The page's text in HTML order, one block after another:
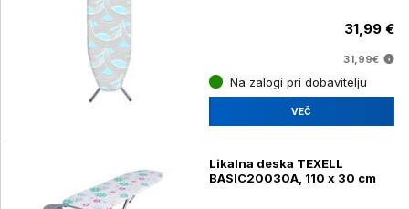
31,99 €
31,99€
Na zalogi pri dobavitelju
VEČ
Likalna deska TEXELL
BASIC20030A, 110 x 30 cm